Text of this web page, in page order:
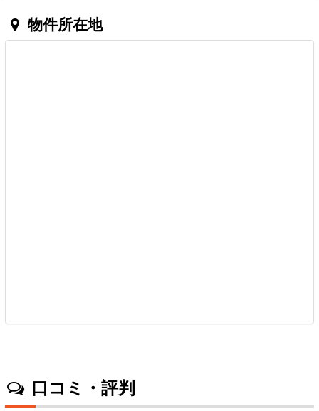
物件所在地
口コミ・評判